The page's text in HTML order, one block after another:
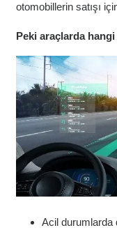
otomobillerin satışı
Peki araçlarda
Acil durumlarda